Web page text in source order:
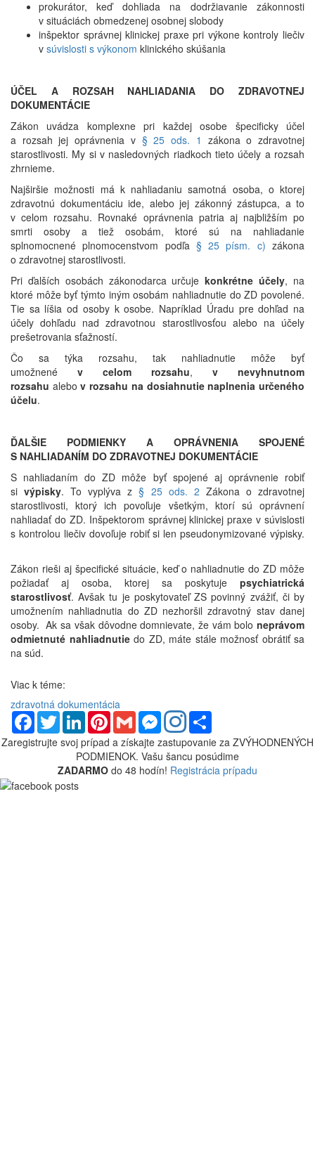
prokurátor, keď dohliada na dodržiavanie zákonnosti
v situáciách obmedzenej osobnej slobody
inšpektor správnej klinickej praxe pri výkone kontroly liečiv
v súvislosti s výkonom klinického skúšania
ÚČEL A ROZSAH NAHLIADANIA DO ZDRAVOTNEJ
DOKUMENTÁCIE
Zákon uvádza komplexne pri každej osobe špecificky účel
a rozsah jej oprávnenia v § 25 ods. 1 zákona o zdravotnej
starostlivosti. My si v nasledovných riadkoch tieto účely a rozsah
zhrnieme.
Najširšie možnosti má k nahliadaniu samotná osoba, o ktorej
zdravotnú dokumentáciu ide, alebo jej zákonný zástupca, a to
v celom rozsahu. Rovnaké oprávnenia patria aj najbližším po
smrti osoby a tiež osobám, ktoré sú na nahliadanie
splnomocnené plnomocenstvom podľa § 25 písm. c) zákona
o zdravotnej starostlivosti.
Pri ďalších osobách zákonodarca určujekonkrétne účely, na
ktoré môže byť týmto iným osobám nahliadnutie do ZD povolené.
Tie sa líšia od osoby k osobe. Napríklad Úradu pre dohľad na
účely dohľadu nad zdravotnou starostlivosťou alebo na účely
prešetrovania sťažností.
Čo sa týka rozsahu, tak nahliadnutie môže byť
umožnené v celom rozsahu, v nevyhnutnom
rozsahu alebov rozsahu na dosiahnutie naplnenia určeného
účelu.
ĎALŠIE PODMIENKY A OPRÁVNENIA SPOJENÉ
S NAHLIADANÍM DO ZDRAVOTNEJ DOKUMENTÁCIE
S nahliadaním do ZD môže byť spojené aj oprávnenie robiť
sivýpisky. To vyplýva z§ 25 ods. 2 Zákona o zdravotnej
starostlivosti, ktorý ich povoľuje všetkým, ktorí sú oprávnení
nahliadať do ZD. Inšpektorom správnej klinickej praxe v súvislosti
s kontrolou liečiv dovoľuje robiť si len pseudonymizované výpisky.
Zákon rieši aj špecifické situácie, keď o nahliadnutie do ZD môže
požiadať aj osoba, ktorej sa poskytuje psychiatrická
starostlivosť. Avšak tu je poskytovateľ ZS povinný zvážiť, či by
umožnením nahliadnutia do ZD nezhoršil zdravotný stav danej
osoby. Ak sa však dôvodne domnievate, že vám bolo neprávom
odmietnuté nahliadnutiedo ZD, máte stále možnosť obrátiť sa
na súd.
Viac k téme:
zdravotná dokumentácia
Facebook
TwitterLinkedInPinterestGmail Messenger
Zaregistrujte svoj prípad a získajte zastupovanie za ZVÝHODNENÝCH
PODMIENOK. Vašu šancu posúdime
ZADARMO do 48 hodín! Registrácia prípadu